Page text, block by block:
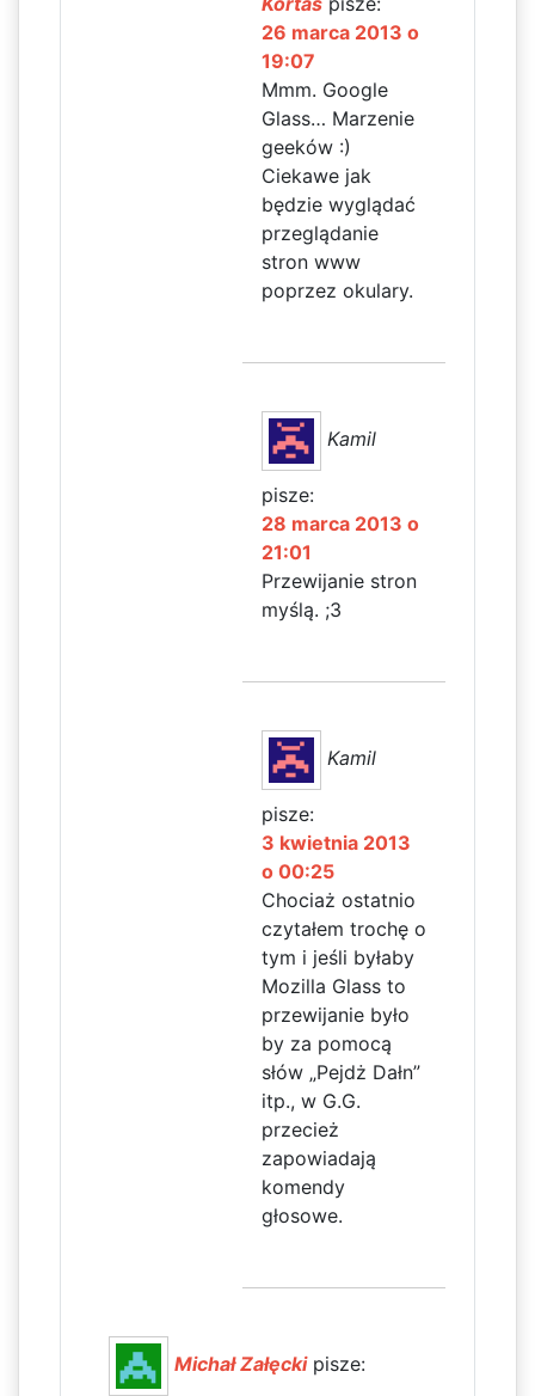
26 marca 2013 o
19:07
Mmm. Google
Glass… Marzenie
geeków :)
Ciekawe jak
będzie wyglądać
przeglądanie
stron www
poprzez okulary.
Kamil
pisze:
28 marca 2013 o
21:01
Przewijanie stron
myślą. ;3
Kamil
pisze:
3 kwietnia 2013
o 00:25
Chociaż ostatnio
czytałem trochę o
tym i jeśli byłaby
Mozilla Glass to
przewijanie było
by za pomocą
słów „Pejdż Dałn”
itp., w G.G.
przecież
zapowiadają
komendy
głosowe.
Michał Załęcki pisze: